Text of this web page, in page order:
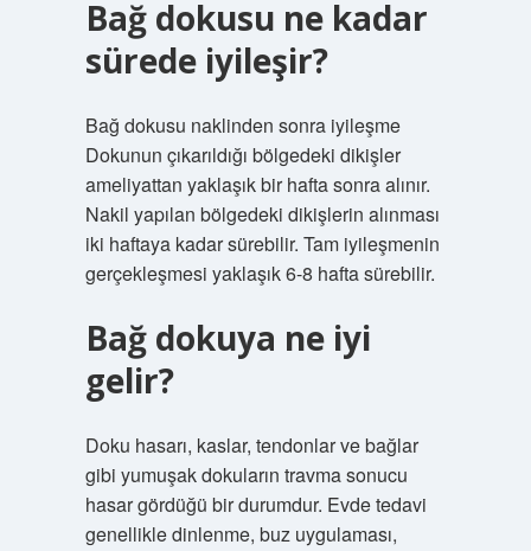
Bağ dokusu ne kadar
sürede iyileşir?
Bağ dokusu naklinden sonra iyileşme
Dokunun çıkarıldığı bölgedeki dikişler
ameliyattan yaklaşık bir hafta sonra alınır.
Nakil yapılan bölgedeki dikişlerin alınması
iki haftaya kadar sürebilir. Tam iyileşmenin
gerçekleşmesi yaklaşık 6-8 hafta sürebilir.
Bağ dokuya ne iyi
gelir?
Doku hasarı, kaslar, tendonlar ve bağlar
gibi yumuşak dokuların travma sonucu
hasar gördüğü bir durumdur. Evde tedavi
genellikle dinlenme, buz uygulaması,